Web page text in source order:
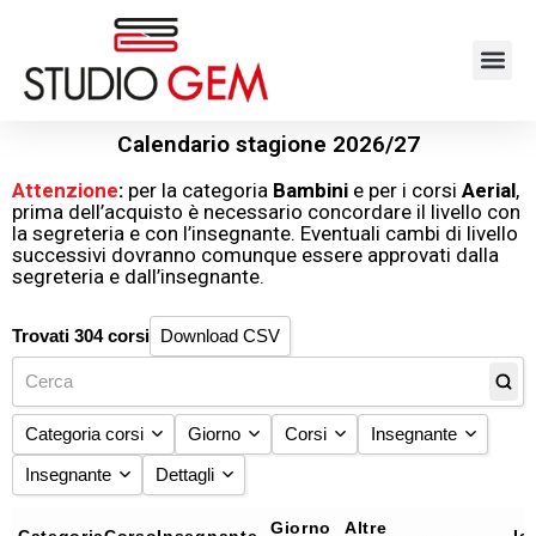
Calendario stagione 2026/27
Attenzione: per la categoria Bambini e per i corsi Aerial,
prima dell’acquisto è necessario concordare il livello con
la segreteria e con l’insegnante. Eventuali cambi di livello
successivi dovranno comunque essere approvati dalla
segreteria e dall’insegnante.
Trovati 304 corsi Download CSV
Categoria corsi
Aerial (26)
Giorno
Lunedì
Corsi
Afro
Insegnante
Alessandro Gianni
Insegnante
Asia Berny
Dettagli
(28)
Giorno
Altre